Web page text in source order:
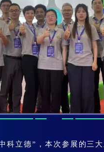
科立德”，本次参展的三